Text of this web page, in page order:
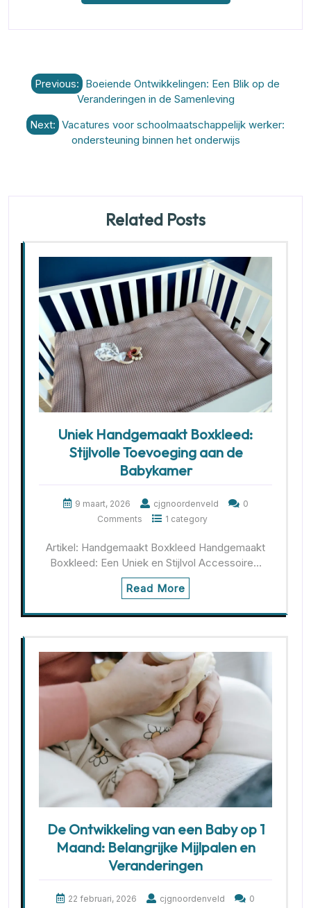
Berichtnavigatie
Previous: Boeiende Ontwikkelingen: Een Blik op de
Veranderingen in de Samenleving
Next: Vacatures voor schoolmaatschappelijk werker:
ondersteuning binnen het onderwijs
Related Posts
Uniek Handgemaakt Boxkleed:
Stijlvolle Toevoeging aan de
Babykamer
9 maart, 2026 cjgnoordenveld
0
Comments
1 category
Artikel: Handgemaakt Boxkleed Handgemaakt
Boxkleed: Een Uniek en Stijlvol Accessoire…
Read More
De Ontwikkeling van een Baby op 1
Maand: Belangrijke Mijlpalen en
Veranderingen
22 februari, 2026 cjgnoordenveld
0